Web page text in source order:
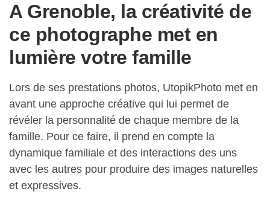
A Grenoble, la créativité de
ce photographe met en
lumière votre famille
Lors de ses prestations photos, UtopikPhoto met en
avant une approche créative qui lui permet de
révéler la personnalité de chaque membre de la
famille. Pour ce faire, il prend en compte la
dynamique familiale et des interactions des uns
avec les autres pour produire des images naturelles
et expressives.